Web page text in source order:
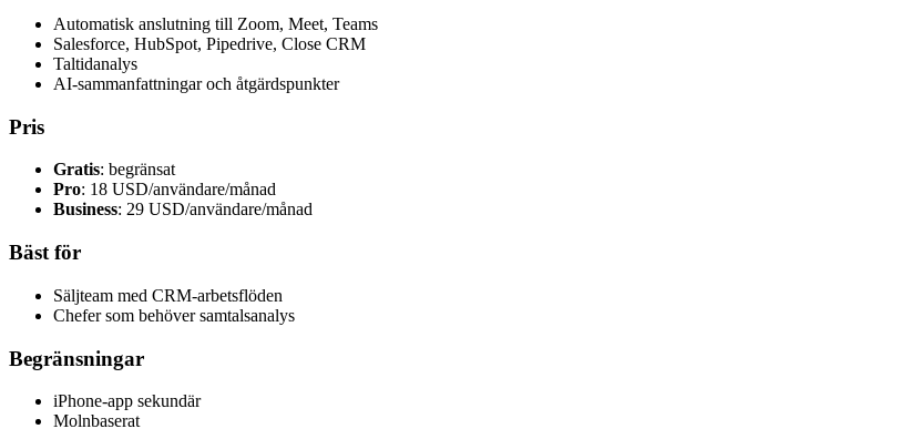
Automatisk anslutning till Zoom, Meet, Teams
Salesforce, HubSpot, Pipedrive, Close CRM
Taltidanalys
AI-sammanfattningar och åtgärdspunkter
Pris
Gratis: begränsat
Pro: 18 USD/användare/månad
Business: 29 USD/användare/månad
Bäst för
Säljteam med CRM-arbetsflöden
Chefer som behöver samtalsanalys
Begränsningar
iPhone-app sekundär
Molnbaserat